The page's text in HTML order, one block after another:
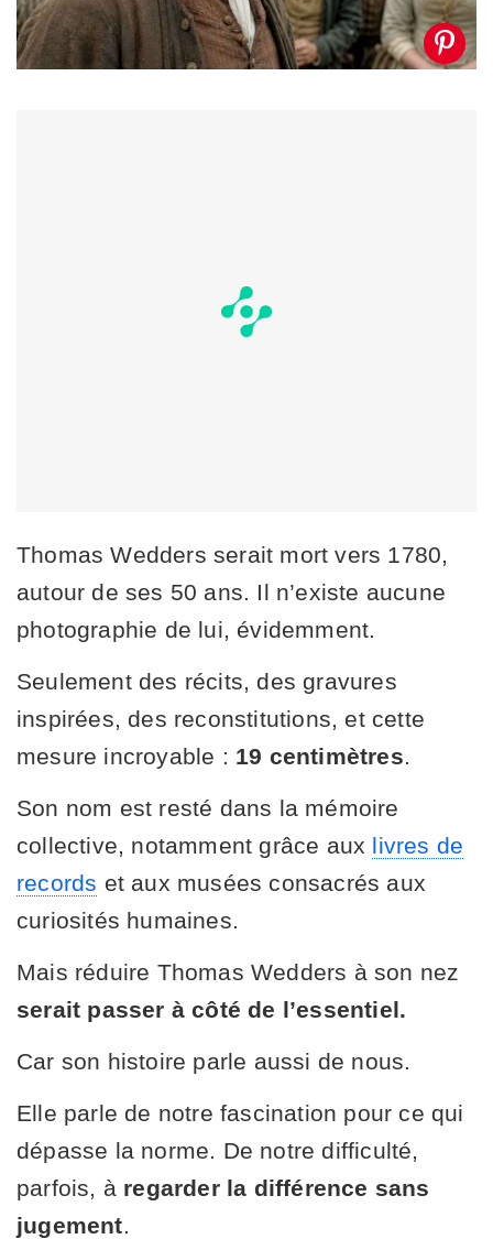
Thomas Wedders serait mort vers 1780,
autour de ses 50 ans. Il n’existe aucune
photographie de lui, évidemment.
Seulement des récits, des gravures
inspirées, des reconstitutions, et cette
mesure incroyable : 19 centimètres
Son nom est resté dans la mémoire
collective, notamment grâce aux livres de
records et aux musées consacrés aux
curiosités humaines.
Mais réduire Thomas Wedders à son nez
serait passer à côté de l’essentiel.
Car son histoire parle aussi de nous.
Elle parle de notre fascination pour ce qui
dépasse la norme. De notre difficulté,
parfois, à regarder la différence sans
jugement